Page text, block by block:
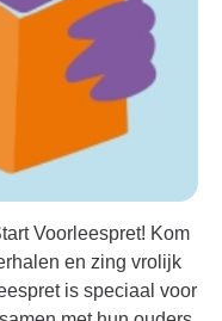
Voorleespret! Kom
en zing vrolijk
is speciaal voor